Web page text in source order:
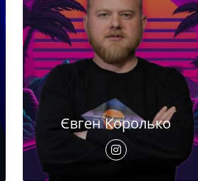
Євген Королько